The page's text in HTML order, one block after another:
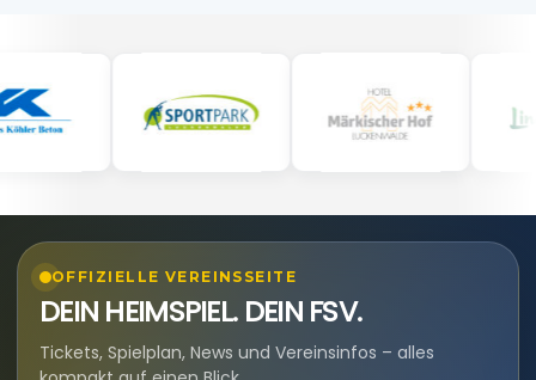
OFFIZIELLE VEREINSSEITE
DEIN HEIMSPIEL. DEIN FSV.
Tickets, Spielplan, News und Vereinsinfos – alles